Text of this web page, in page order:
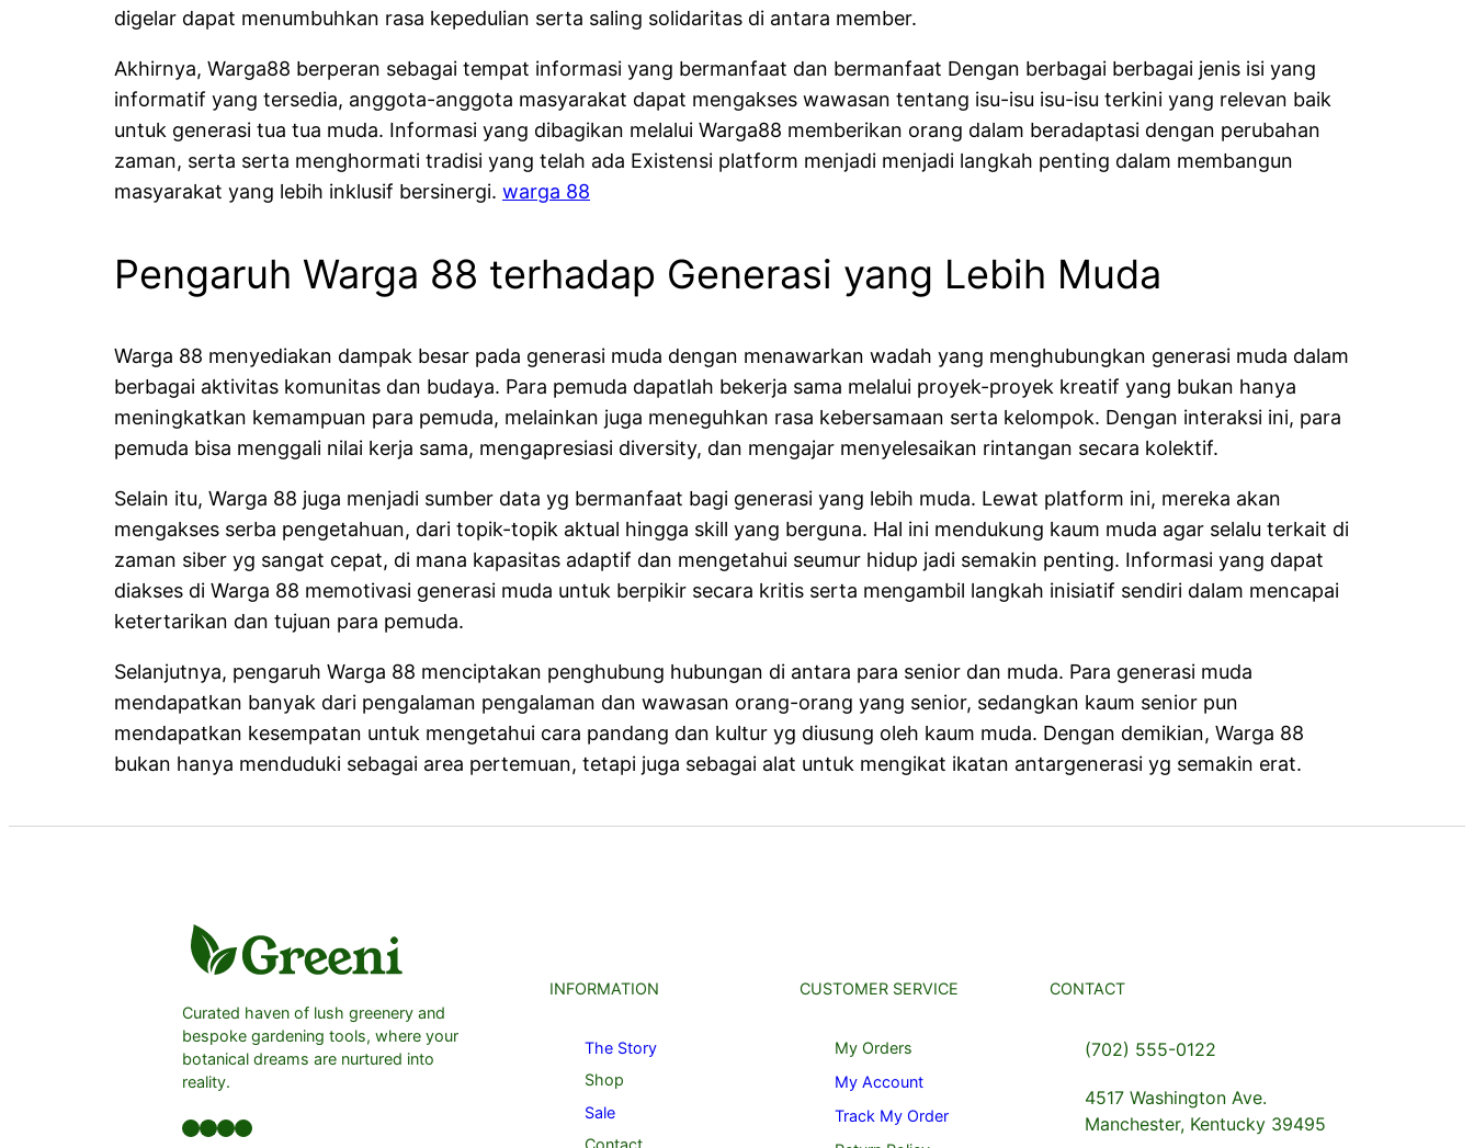
digelar dapat menumbuhkan rasa kepedulian serta saling solidaritas di antara member.
Akhirnya, Warga88 berperan sebagai tempat informasi yang bermanfaat dan bermanfaat Dengan berbagai berbagai jenis isi yang
informatif yang tersedia, anggota-anggota masyarakat dapat mengakses wawasan tentang isu-isu isu-isu terkini yang relevan baik
untuk generasi tua tua muda. Informasi yang dibagikan melalui Warga88 memberikan orang dalam beradaptasi dengan perubahan
zaman, serta serta menghormati tradisi yang telah ada Existensi platform menjadi menjadi langkah penting dalam membangun
masyarakat yang lebih inklusif bersinergi. warga 88
Pengaruh Warga 88 terhadap Generasi yang Lebih Muda
Warga 88 menyediakan dampak besar pada generasi muda dengan menawarkan wadah yang menghubungkan generasi muda dalam
berbagai aktivitas komunitas dan budaya. Para pemuda dapatlah bekerja sama melalui proyek-proyek kreatif yang bukan hanya
meningkatkan kemampuan para pemuda, melainkan juga meneguhkan rasa kebersamaan serta kelompok. Dengan interaksi ini, para
pemuda bisa menggali nilai kerja sama, mengapresiasi diversity, dan mengajar menyelesaikan rintangan secara kolektif.
Selain itu, Warga 88 juga menjadi sumber data yg bermanfaat bagi generasi yang lebih muda. Lewat platform ini, mereka akan
mengakses serba pengetahuan, dari topik-topik aktual hingga skill yang berguna. Hal ini mendukung kaum muda agar selalu terkait di
zaman siber yg sangat cepat, di mana kapasitas adaptif dan mengetahui seumur hidup jadi semakin penting. Informasi yang dapat
diakses di Warga 88 memotivasi generasi muda untuk berpikir secara kritis serta mengambil langkah inisiatif sendiri dalam mencapai
ketertarikan dan tujuan para pemuda.
Selanjutnya, pengaruh Warga 88 menciptakan penghubung hubungan di antara para senior dan muda. Para generasi muda
mendapatkan banyak dari pengalaman pengalaman dan wawasan orang-orang yang senior, sedangkan kaum senior pun
mendapatkan kesempatan untuk mengetahui cara pandang dan kultur yg diusung oleh kaum muda. Dengan demikian, Warga 88
bukan hanya menduduki sebagai area pertemuan, tetapi juga sebagai alat untuk mengikat ikatan antargenerasi yg semakin erat.
Curated haven of lush greenery and
bespoke gardening tools, where your
botanical dreams are nurtured into
reality.
Facebook LinkedIn Twitter YouTube
INFORMATION
The Story
Shop
Sale
CUSTOMER SERVICE
My Orders
My Account
Track My Order
CONTACT
(702) 555-0122
4517 Washington Ave.
Manchester, Kentucky 39495